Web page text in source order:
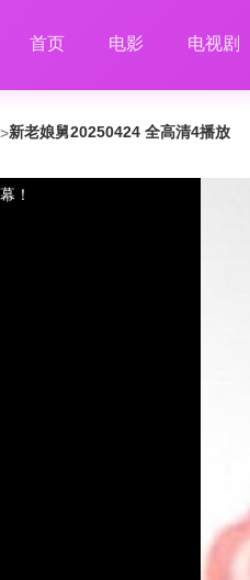
首页 电影 电视剧
>新老娘舅20250424 全高清4播放
！